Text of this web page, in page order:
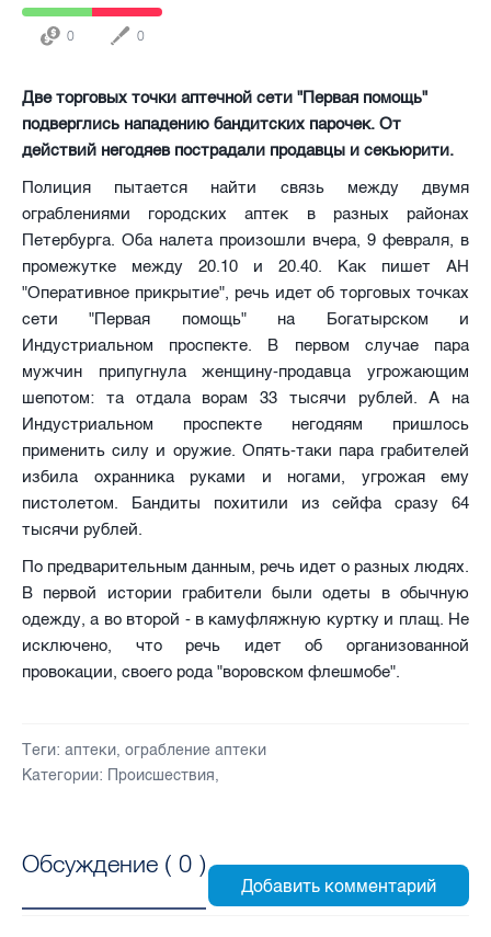
0 0
Две торговых точки аптечной сети "Первая помощь"
подверглись нападению бандитских парочек. От
действий негодяев пострадали продавцы и секьюрити.
Полиция пытается найти связь между двумя
ограблениями городских аптек в разных районах
Петербурга. Оба налета произошли вчера, 9 февраля, в
промежутке между 20.10 и 20.40. Как пишет АН
"Оперативное прикрытие", речь идет об торговых точках
сети "Первая помощь" на Богатырском и
Индустриальном проспекте. В первом случае пара
мужчин припугнула женщину-продавца угрожающим
шепотом: та отдала ворам 33 тысячи рублей. А на
Индустриальном проспекте негодяям пришлось
применить силу и оружие. Опять-таки пара грабителей
избила охранника руками и ногами, угрожая ему
пистолетом. Бандиты похитили из сейфа сразу 64
тысячи рублей.
По предварительным данным, речь идет о разных людях.
В первой истории грабители были одеты в обычную
одежду, а во второй - в камуфляжную куртку и плащ. Не
исключено, что речь идет об организованной
провокации, своего рода "воровском флешмобе".
Теги: аптеки, ограбление аптеки
Категории: Происшествия,
Обсуждение ( 0 )